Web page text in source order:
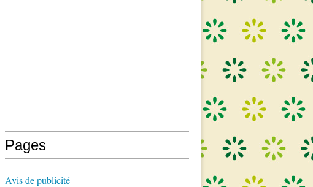
Pages
Avis de publicité